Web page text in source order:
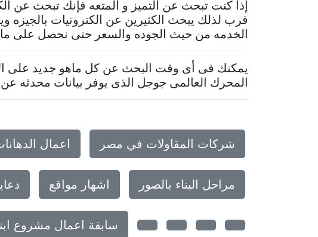
إذا كنت تبحث عن التميز و المتعه فإنك تبحث عن
قرب لذلك يبحث الكثيرين عن الكترونيات بالجيزه
الخدمه من حيث الجوده والسعر حتى نحصل على ما
يمكنك فى أى وقت البحث عن كل ماهو جديد على
المحرك العالمى جوجل الذى يوفر بيانات محدثه عن
شركات المقاولات في مصر اعمال
مراحل البناء بالصور اشهار مواقع
سابقة اعمال مشروع